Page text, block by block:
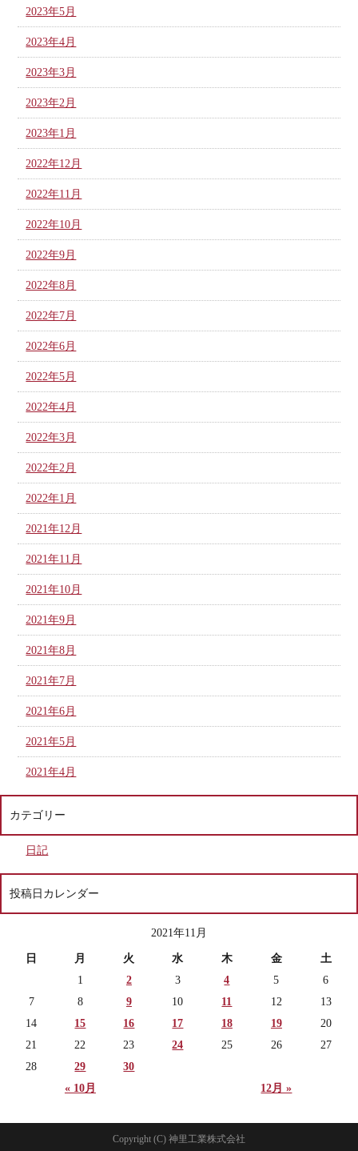
2023年5月
2023年4月
2023年3月
2023年2月
2023年1月
2022年12月
2022年11月
2022年10月
2022年9月
2022年8月
2022年7月
2022年6月
2022年5月
2022年4月
2022年3月
2022年2月
2022年1月
2021年12月
2021年11月
2021年10月
2021年9月
2021年8月
2021年7月
2021年6月
2021年5月
2021年4月
カテゴリー
日記
投稿日カレンダー
2021年11月
日 月 火 水 木 金 土
« 10月 12月 »
1 2 3 4 5
6
7
8 9 10 11 12
13
14
15 16 17 18 19
20
21
22 23 24 25 26
27
28
29 30
Copyright (C) 神里工業株式会社